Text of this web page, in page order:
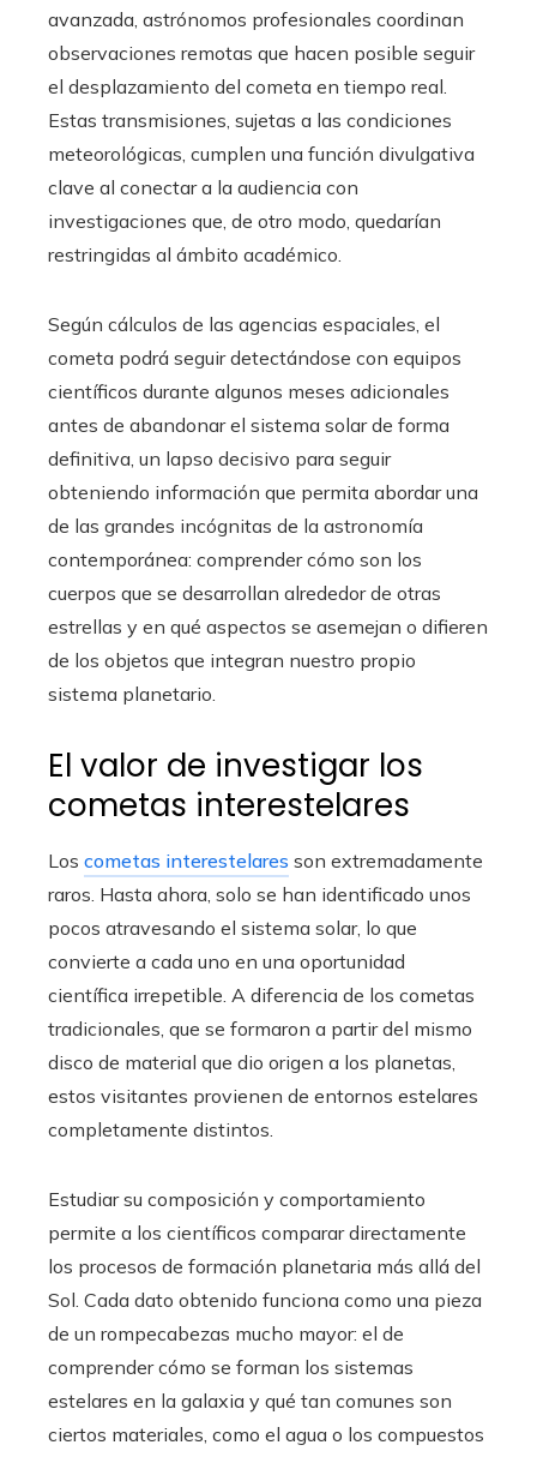
avanzada, astrónomos profesionales coordinan
observaciones remotas que hacen posible seguir
el desplazamiento del cometa en tiempo real.
Estas transmisiones, sujetas a las condiciones
meteorológicas, cumplen una función divulgativa
clave al conectar a la audiencia con
investigaciones que, de otro modo, quedarían
restringidas al ámbito académico.
Según cálculos de las agencias espaciales, el
cometa podrá seguir detectándose con equipos
científicos durante algunos meses adicionales
antes de abandonar el sistema solar de forma
definitiva, un lapso decisivo para seguir
obteniendo información que permita abordar una
de las grandes incógnitas de la astronomía
contemporánea: comprender cómo son los
cuerpos que se desarrollan alrededor de otras
estrellas y en qué aspectos se asemejan o difieren
de los objetos que integran nuestro propio
sistema planetario.
El valor de investigar los
cometas interestelares
Los cometas interestelares son extremadamente
raros. Hasta ahora, solo se han identificado unos
pocos atravesando el sistema solar, lo que
convierte a cada uno en una oportunidad
científica irrepetible. A diferencia de los cometas
tradicionales, que se formaron a partir del mismo
disco de material que dio origen a los planetas,
estos visitantes provienen de entornos estelares
completamente distintos.
Estudiar su composición y comportamiento
permite a los científicos comparar directamente
los procesos de formación planetaria más allá del
Sol. Cada dato obtenido funciona como una pieza
de un rompecabezas mucho mayor: el de
comprender cómo se forman los sistemas
estelares en la galaxia y qué tan comunes son
ciertos materiales, como el agua o los compuestos